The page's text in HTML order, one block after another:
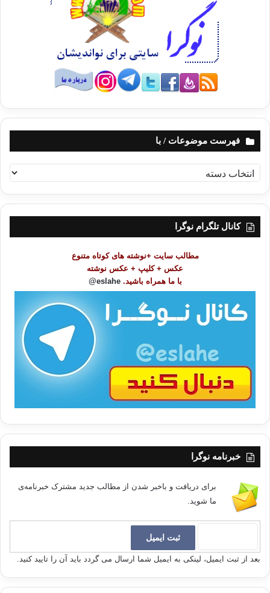
فهرست موضوعات / با
ه
ر
کانال تلگرام نوگرا
مطالب سایت +نوشته های کوتاه متنوع
عکس + کلیپ + عکس نوشته
با ما همراه باشید. eslahe@
خبرنامه نوگرا
برای دریافت و باخبر شدن از مطالب جدید مشترک خبرنامه‌ی
ما شوید.
بعد از ثبت ایمیل، لینکی به ایمیل شما ارسال می گردد باید آن را تایید کنید.